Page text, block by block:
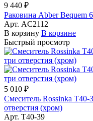
9 440 ₽
Раковина Abber Bequem
Арт. AC2112
В корзину В корзине
Быстрый просмотр
5 010 ₽
Смеситель Rossinka
отверстия (хром)
Арт. T40-39